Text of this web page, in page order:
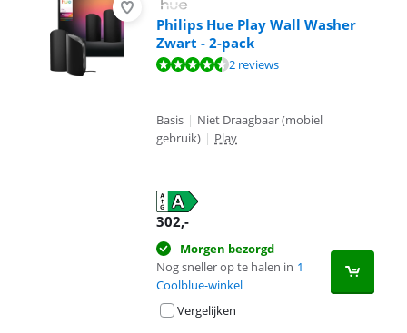
Philips Hue Play Wall Washer
Zwart - 2-pack
Beoordeling is 9,0 van de 10, gebaseerd op 2 reviews.
2 reviews
Basis | Niet Draagbaar (mobiel
gebruik) | Play
302,-
Morgen bezorgd
Nog sneller op te halen in 1
Coolblue-winkel
Vergelijken